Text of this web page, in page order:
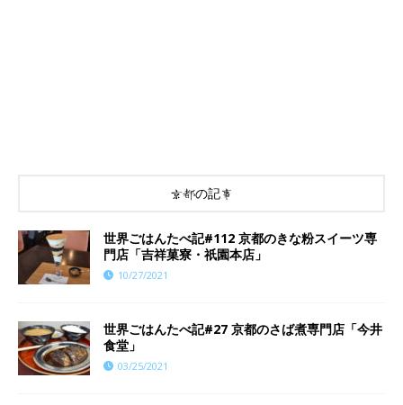
京都の記事
世界ごはんたべ記#112 京都のきな粉スイーツ専
門店「吉祥菓寮・祇園本店」
10/27/2021
世界ごはんたべ記#27 京都のさば煮専門店「今井
食堂」
03/25/2021